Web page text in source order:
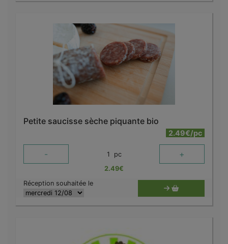
Petite saucisse sèche piquante bio
2.49€/pc
- 1 pc +
2.49€
Réception souhaitée le